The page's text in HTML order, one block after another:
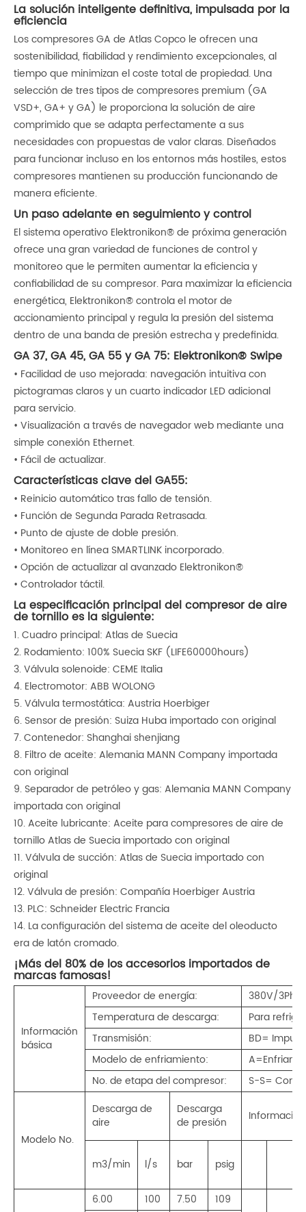
La solución inteligente definitiva, impulsada por la
eficiencia
Los compresores GA de Atlas Copco le ofrecen una
sostenibilidad, fiabilidad y rendimiento excepcionales, al
tiempo que minimizan el coste total de propiedad. Una
selección de tres tipos de compresores premium (GA
VSD+, GA+ y GA) le proporciona la solución de aire
comprimido que se adapta perfectamente a sus
necesidades con propuestas de valor claras. Diseñados
para funcionar incluso en los entornos más hostiles, estos
compresores mantienen su producción funcionando de
manera eficiente.
Un paso adelante en seguimiento y control
El sistema operativo Elektronikon® de próxima generación
ofrece una gran variedad de funciones de control y
monitoreo que le permiten aumentar la eficiencia y
confiabilidad de su compresor. Para maximizar la eficiencia
energética, Elektronikon® controla el motor de
accionamiento principal y regula la presión del sistema
dentro de una banda de presión estrecha y predefinida.
GA 37, GA 45, GA 55 y GA 75: Elektronikon® Swipe
• Facilidad de uso mejorada: navegación intuitiva con
pictogramas claros y un cuarto indicador LED adicional
para servicio.
• Visualización a través de navegador web mediante una
simple conexión Ethernet.
• Fácil de actualizar.
Características clave del GA55:
• Reinicio automático tras fallo de tensión.
• Función de Segunda Parada Retrasada.
• Punto de ajuste de doble presión.
• Monitoreo en línea SMARTLINK incorporado.
• Opción de actualizar al avanzado Elektronikon®
• Controlador táctil.
La especificación principal del compresor de aire
de tornillo es la siguiente:
1. Cuadro principal: Atlas de Suecia
2. Rodamiento: 100% Suecia SKF (LIFE60000hours)
3. Válvula solenoide: CEME Italia
4. Electromotor: ABB WOLONG
5. Válvula termostática: Austria Hoerbiger
6. Sensor de presión: Suiza Huba importado con original
7. Contenedor: Shanghai shenjiang
8. Filtro de aceite: Alemania MANN Company importada
con original
9. Separador de petróleo y gas: Alemania MANN Company
importada con original
10. Aceite lubricante: Aceite para compresores de aire de
tornillo Atlas de Suecia importado con original
11. Válvula de succión: Atlas de Suecia importado con
original
12. Válvula de presión: Compañía Hoerbiger Austria
13. PLC: Schneider Electric Francia
14. La configuración del sistema de aceite del oleoducto
era de latón cromado.
¡Más del 80% de los accesorios importados de
marcas famosas!
Información
básica
Proveedor de energía:
380V/3Ph/
Temperatura de descarga:
Para
Transmisión:
BD=
Modelo de enfriamiento:
No. de etapa del compresor:
S-S=
Modelo No.
Descarga de
aire
Descarga
de presión
m3/min l/s bar psig
6.00 100 7.50
109